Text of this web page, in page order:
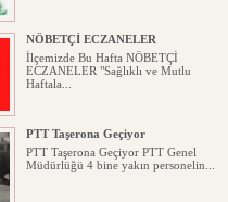
NÖBETÇİ ECZANELER
İlçemizde Bu Hafta NÖBETÇİ
ECZANELER "Sağlıklı ve Mutlu
Haftala...
PTT Taşerona Geçiyor
PTT Taşerona Geçiyor PTT Genel
Müdürlüğü 4 bine yakın personelin...